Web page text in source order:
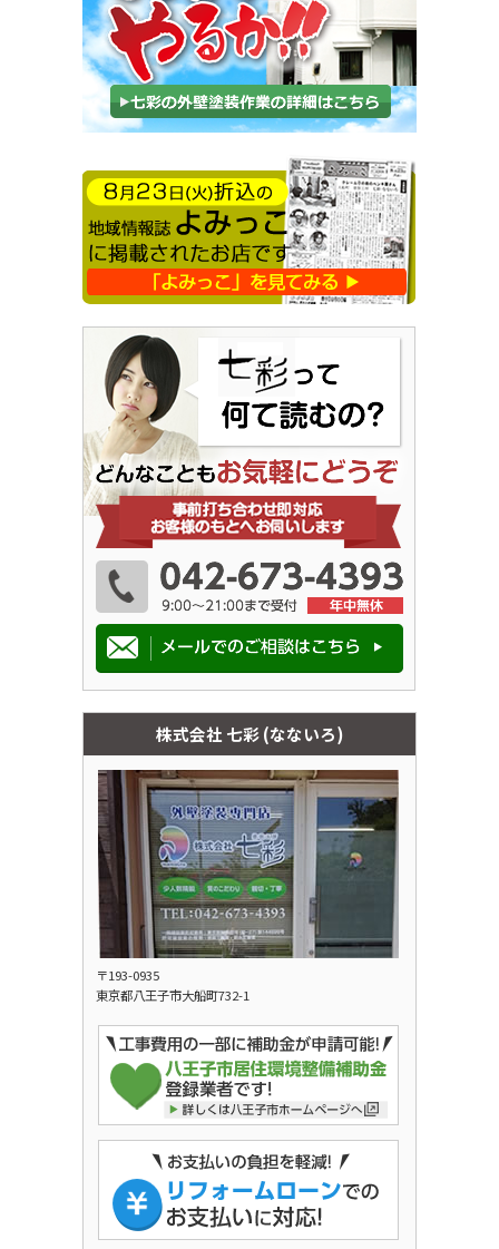
株式会社 七彩 (なないろ)
〒193-0935
東京都八王子市大船町732-1